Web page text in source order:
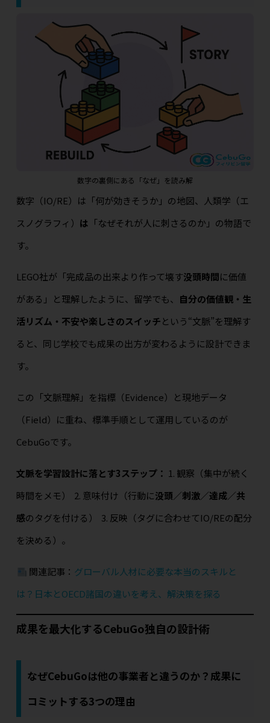
数字の裏側にある「なぜ」を読み解
数字（IO/RE）は「何が効きそうか」の地図、人類学（エ
スノグラフィ） は 「なぜそれが人に刺さるのか」の物語で
す。
LEGO社が「完成品の出来より作って壊す没頭時間に価値
がある」と理解したように、留学でも、 自分の価値観・生
活リズム・不安や楽しさのスイッチという“文脈”を理解す
ると、同じ学校でも成果の出方が変わるように設計できま
す。
この「文脈理解」を指標（Evidence）と現地データ
（Field）に重ね、標準手順として運用しているのが
CebuGoです。
文脈を学習設計に落とす3ステップ： 1. 観察（集中が続く
時間をメモ）
2. 意味付け（行動に没頭／刺激／達成／共
感のタグを付ける）
3. 反映（タグに合わせてIO/REの配分
を決める）。
関連記事： グローバル人材に必要な本当のスキルと
は？日本とOECD諸国の違いを考え、解決策を探る
成果を最大化するCebuGo独自の設計術
なぜCebuGoは他の事業者と違うのか？成果に
コミットする3つの理由